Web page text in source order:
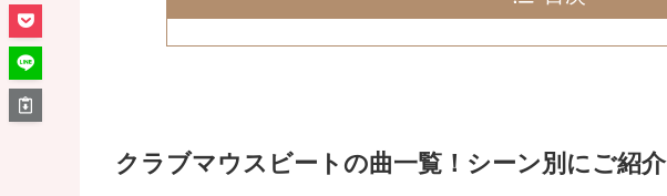
クラブマウスビートの曲一覧！シーン別にご紹介